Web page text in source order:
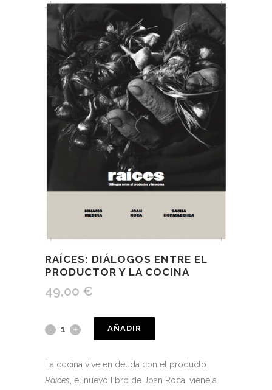
RAÍCES: DIÁLOGOS ENTRE EL
PRODUCTOR Y LA COCINA
49,00 €
AÑADIR
La cocina vive en deuda con el producto.
Raíces , el nuevo libro de Joan Roca, viene a